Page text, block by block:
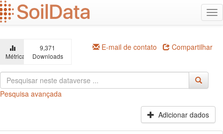
Ir
para
o
principal
Métricas
9,371
Downloads
E-mail de contato Compartilhar
Pesquisa avançada
Adicionar dados